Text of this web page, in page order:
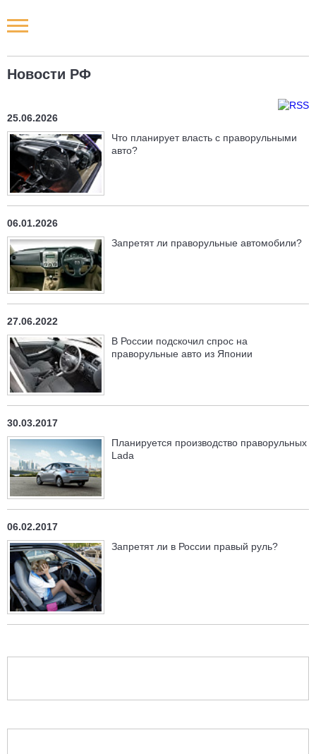
Новости РФ
25.06.2026
Что планирует власть с праворульными
авто?
06.01.2026
Запретят ли праворульные автомобили?
27.06.2022
В России подскочил спрос на
праворульные авто из Японии
30.03.2017
Планируется производство праворульных
Lada
06.02.2017
Запретят ли в России правый руль?
Новости РФ
Новости компаний
Наши мероприятия
Статьи